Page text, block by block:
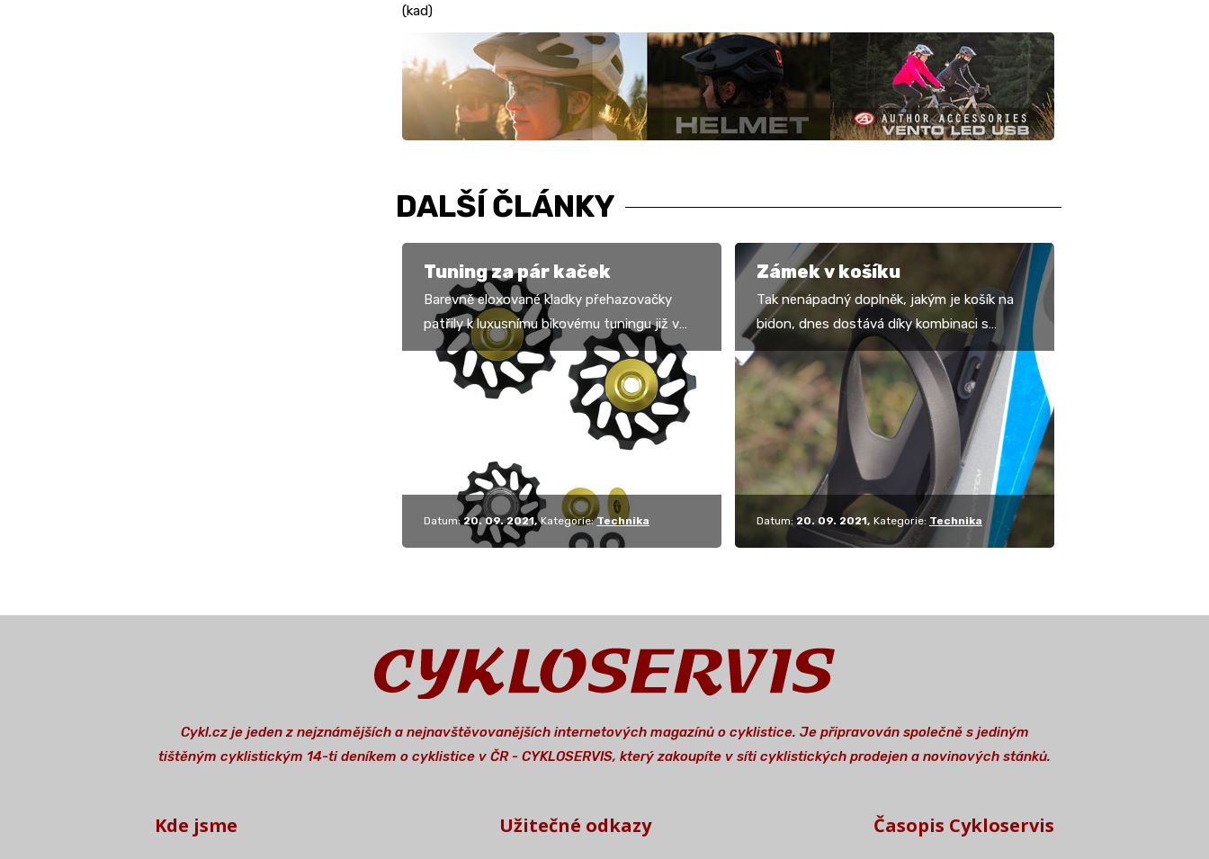
(kad)
DALŠÍ ČLÁNKY
Tuning za pár kaček
Barevně eloxované kladky přehazovačky
patřily k luxusnímu bikovému tuningu již v
devadesátých letech. Zdaleka ovšem nejde
pouze o vzhled,…
Datum: 20. 09. 2021 Kategorie: Technika
Zámek v košíku
Tak nenápadný doplněk, jakým je košík na
bidon, dnes dostává díky kombinaci s
různými držáky nářadí či úložných prostor
další nadstavbové…
Datum: 20. 09. 2021 Kategorie: Technika
Cykl.cz je jeden z nejznámějších a nejnavštěvovanějších internetových magazínů o cyklistice. Je připravován společně s jediným
tištěným cyklistickým 14-ti deníkem o cyklistice v ČR - CYKLOSERVIS, který zakoupíte v síti cyklistických prodejen a novinových stánků.
Kde jsme Užitečné odkazy Časopis Cykloservis